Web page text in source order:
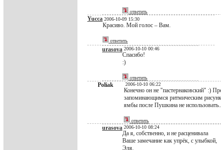
ответить
Yucca 2006-10-09 15:30
Красиво. Мой голос – Вам.
ответить
urasova 2006-10-10 00:46
Спасибо!
:)
ответить
Poliak 2006-10-10 06:22
Конечно он не "пастернаковский" :)
запоминающимся ритмическим
ямбы после Пушкина не
ответить
urasova 2006-10-10 08:24
Да я, собственно, и не расценивала
Ваше замечание как упрёк, с улыбкой,
Эля.